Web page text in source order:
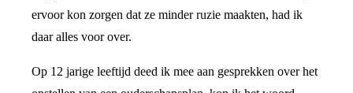
ervoor kon zorgen dat ze minder ruzie maakten, had ik
daar alles voor over.
Op 12 jarige leeftijd deed ik mee aan gesprekken over het